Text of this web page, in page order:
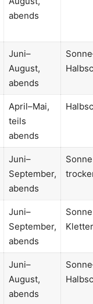
abends
Juni–
August,
abends
April–Mai,
teils
abends
Juni–
September,
abends
Juni–
September,
abends
Juni–
August,
abends